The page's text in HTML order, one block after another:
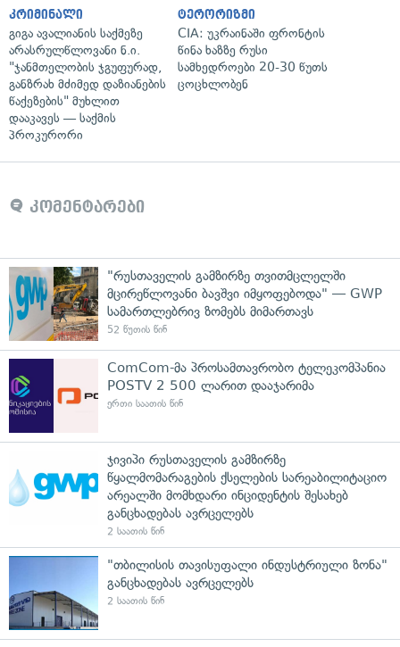
კრიმინალი
გიგა ავალიანის საქმეზე
არასრულწლოვანი ნ.ი.
"ჯანმთელობის ჯგუფურად,
განზრახ მძიმედ დაზიანების
წაქეზების" მუხლით
დააკავეს — საქმის
პროკურორი
ტერორიზმი
CIA: უკრაინაში ფრონტის
წინა ხაზზე რუსი
სამხედროები 20-30 წუთს
ცოცხლობენ
კომენტარები
"რუსთაველის გამზირზე თვითმცლელში
მცირეწლოვანი ბავშვი იმყოფებოდა" — GWP
სამართლებრივ ზომებს მიმართავს
52 წუთის წინ
ComCom-მა პროსამთავრობო ტელეკომპანია
POSTV 2 500 ლარით დააჯარიმა
ერთი საათის წინ
ჯივიპი რუსთაველის გამზირზე
წყალმომარაგების ქსელების სარეაბილიტაციო
არეალში მომხდარი ინციდენტის შესახებ
განცხადებას ავრცელებს
2 საათის წინ
"თბილისის თავისუფალი ინდუსტრიული ზონა"
განცხადებას ავრცელებს
2 საათის წინ